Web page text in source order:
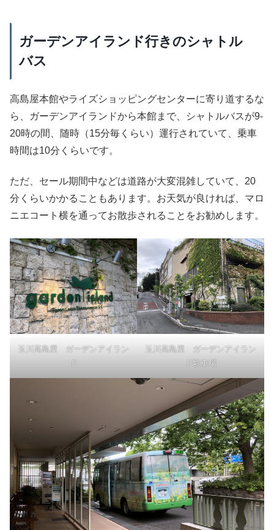
ガーデンアイランド行きのシャトル
バス
高島屋本館やライズショッピングセンターに寄り道するな
ら、ガーデンアイランドから本館まで、シャトルバスが9-
20時の間、随時（15分毎くらい）運行されていて、乗車
時間は10分くらいです。
ただ、セール期間中などは道路が大変混雑していて、20
分くらいかかることもあります。お天気が良ければ、マロ
ニエコート横を通ってお散歩されることをお勧めします。
玉川高島屋 ガーデンアイラン
ド
玉川高島屋 ガーデンアイラン
ド駐車場